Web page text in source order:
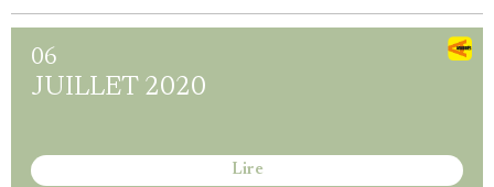
06
JUILLET 2020
Lire